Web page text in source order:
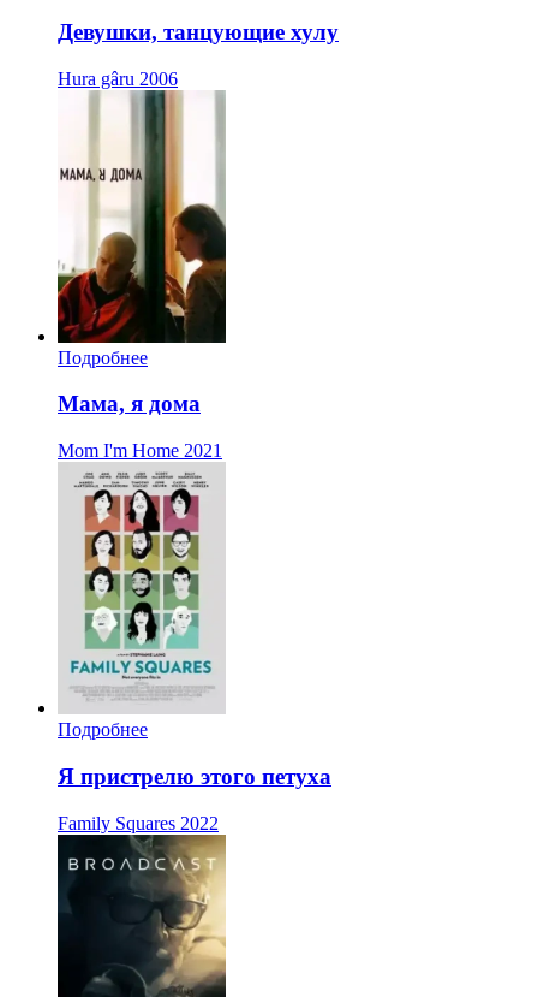
Девушки, танцующие хулу
Hura gâru 2006
Подробнее
Мама, я дома
Mom I'm Home 2021
Подробнее
Я пристрелю этого петуха
Family Squares 2022